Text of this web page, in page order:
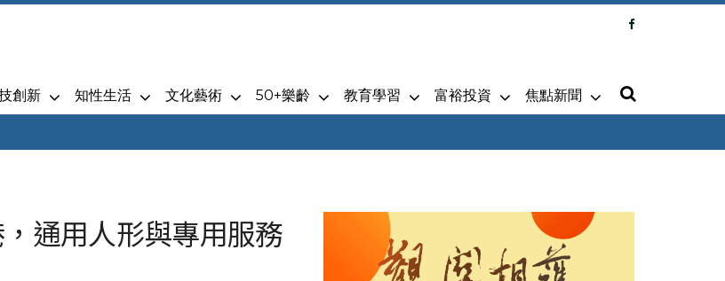
創新 知性生活 文化藝術 50+樂齡 教育學習 富裕投資 焦點新聞
通用人形與專用服務